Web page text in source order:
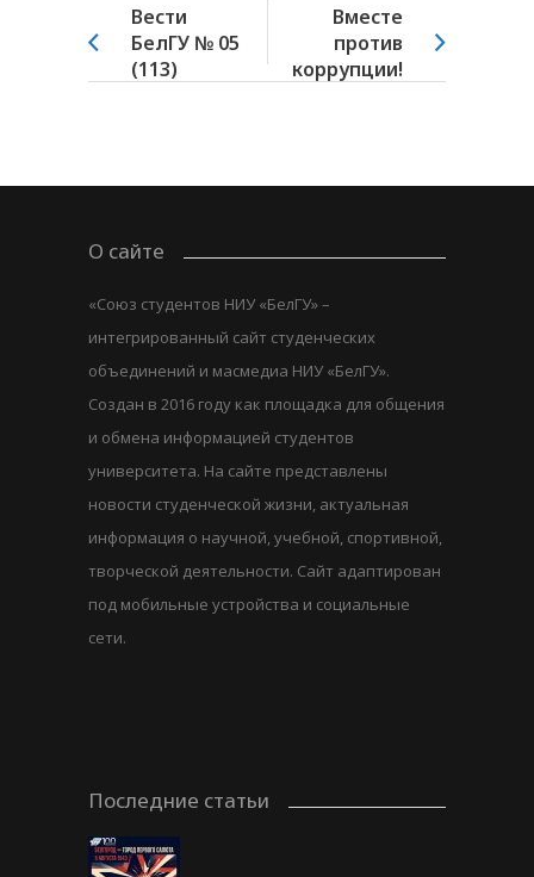
Вести
БелГУ № 05
(113)
Вместе
против
коррупции!
О сайте
«Союз студентов НИУ «БелГУ» –
интегрированный сайт студенческих
объединений и масмедиа НИУ «БелГУ».
Создан в 2016 году как площадка для общения
и обмена информацией студентов
университета. На сайте представлены
новости студенческой жизни, актуальная
информация о научной, учебной, спортивной,
творческой деятельности. Сайт адаптирован
под мобильные устройства и социальные
сети.
Последние статьи